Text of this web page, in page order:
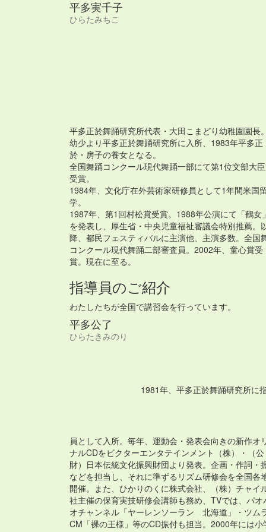
平多実千子
ひらたみちこ
平多正於舞踊研究所代表・大田こまどり幼稚園園長。
幼少より平多正於舞踊研究所に入所、1983年平多正
於・房子の養女となる。
全国舞踊コンクール現代舞踊一部にて第1位文部大
受賞。
1984年、文化庁在外芸術家研修員として1年間米国
学。
1987年、第1回村松賞受賞。1988年公演にて「鶴女」
を発表し、厚生省・中央児童福祉審議会特別推薦。
降、都民フェスティバルに主演他、主演多数。全国
コンクール現代舞踊二部審査員。2002年、童心賞受
賞。現在に至る。
指導員のご紹介
わたしたちが全国で講習会を行っています。
平多公了
ひらたきみのり
1981年、平多正於舞踊研究所に
員として入所。毎年、運動会・発表会向きの新作オ
ナルCDをビクターエンタテインメント（株）・（公
財）日本伝統文化振興財団より発表。企画・作詞・
などを担当し、それに準ずるリズム研修会を全国各
開催。また、ひかりのくに株式会社、（株）チャイ
社主催の保育実技研修会講師も務め、TVでは、パオ
オチャンネル「ヤーレンソーラン 北海道」・ツム
CM「裸の王様」等のCD振付も担当。2000年には小